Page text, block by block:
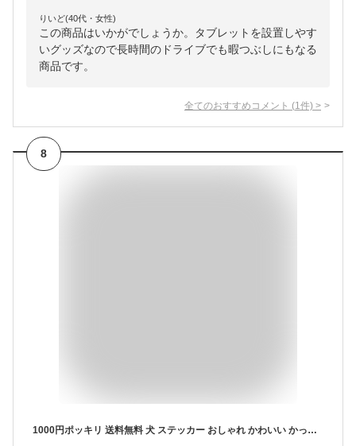
りいど(40代・女性)
この商品はいかがでしょうか。タブレットを設置しやす
いグッズなので長時間のドライブでも暇つぶしにもなる
商品です。
全てのおすすめコメント (1 件) >
8
1000円ポッキリ 送料無料 犬 ステッカー おしゃれ かわいい かっこいい おしゃれ 車 オーダー メイド Sサイズ 肉球 スーツケース 玄関 足跡 ビションフリーゼ グッズ 雑貨 シール 車に貼る 犬 ステッカー 車用 可愛い ドッグ 犬ステッカー 車 バレンタイン プレゼント